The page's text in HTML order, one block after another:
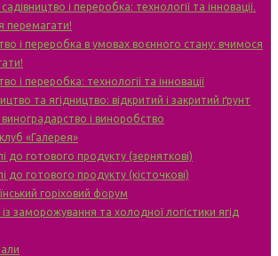
і переробка: технології та інновації.
перемагати!
і переробка в умовах воєнного стану: вчимося
і переробка: технології та інновації
та ягідництво: відкритий і закритий ґрунт
виноградарство і виноробство
«Галерея»
до готового продукту (зерняткові)
до готового продукту (кісточкові)
горіховий форум
заморожування та холодної логістики ягід